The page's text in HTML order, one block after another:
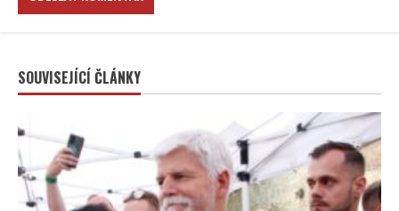
SOUVISEJÍCÍ ČLÁNKY